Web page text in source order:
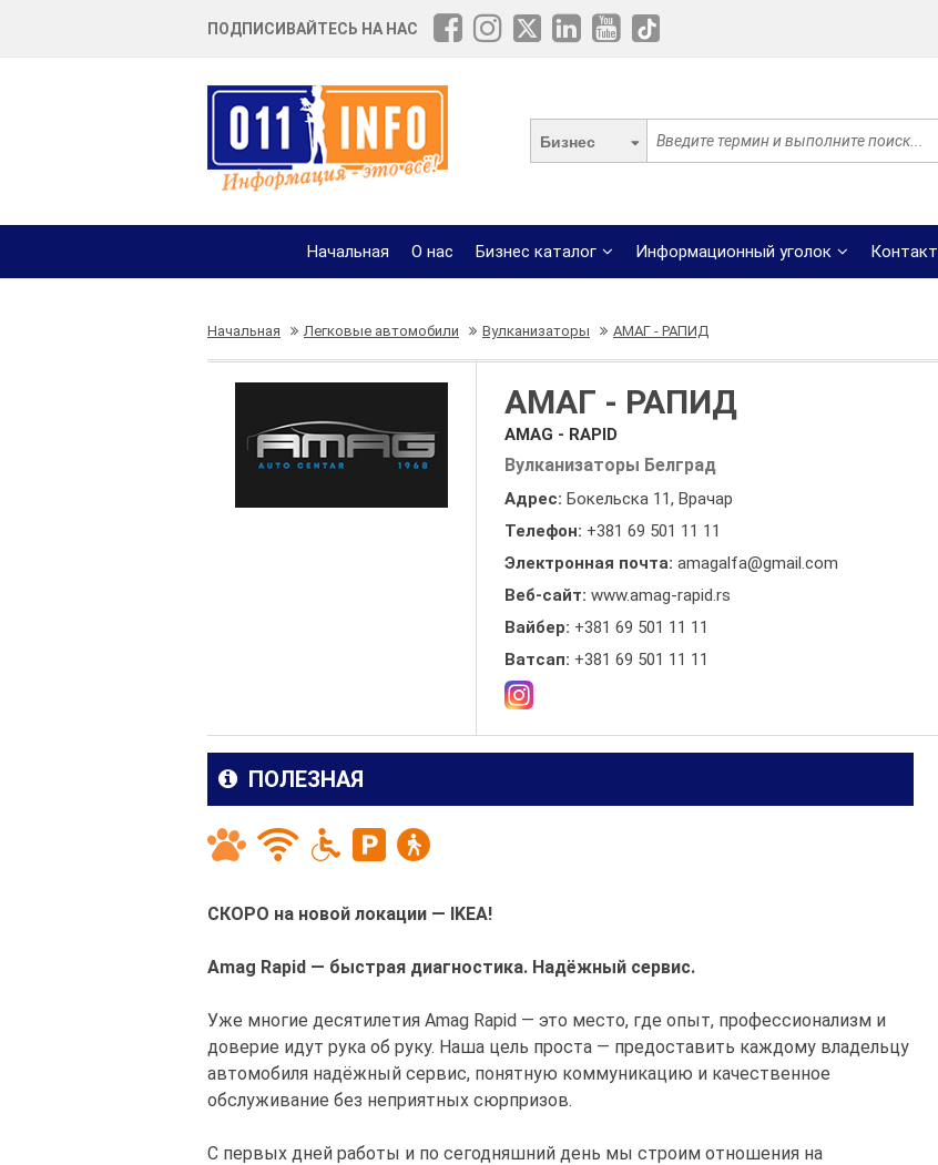
ПОДПИСИВАЙТЕСЬ НА НАС
Бизнес
Начальная О нас Бизнес каталог Информационный уголок Контакт
Начальная Легковые автомобили Вулканизаторы АМАГ - РАПИД
АМАГ - РАПИД
AMAG - RAPID
Вулканизаторы Белград
Адрес: Бокельска 11, Врачар
Телефон: +381 69 501 11 11
Электронная почта: amagalfa@gmail.com
Веб-сайт: www.amag-rapid.rs
Вайбер: +381 69 501 11 11
Ватсап: +381 69 501 11 11
ПОЛЕЗНАЯ
СКОРО на новой локации — IKEA!
Amag Rapid — быстрая диагностика. Надёжный сервис.
Уже многие десятилетия Amag Rapid — это место, где опыт, профессионализм и
доверие идут рука об руку. Наша цель проста — предоставить каждому владельцу
автомобиля надёжный сервис, понятную коммуникацию и качественное
обслуживание без неприятных сюрпризов.
С первых дней работы и по сегодняшний день мы строим отношения на